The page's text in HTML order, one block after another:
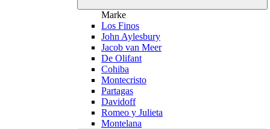
Marke
Los Finos
John Aylesbury
Jacob van Meer
De Olifant
Cohiba
Montecristo
Partagas
Davidoff
Romeo y Julieta
Montelana